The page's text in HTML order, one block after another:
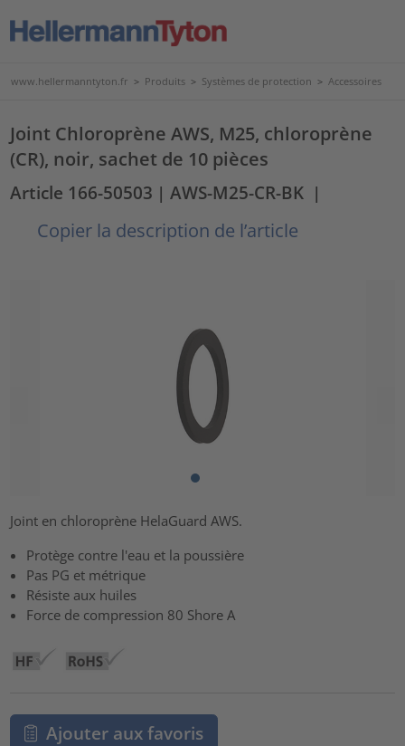
www.hellermanntyton.fr > Produits > Systèmes de protection > Accessoires
Joint Chloroprène AWS, M25, chloroprène
(CR), noir, sachet de 10 pièces
Article 166-50503 | AWS-M25-CR-BK |
Copier la description de l’article
Joint en chloroprène HelaGuard AWS.
Protège contre l'eau et la poussière
Pas PG et métrique
Résiste aux huiles
Force de compression 80 Shore A
Ajouter aux favoris